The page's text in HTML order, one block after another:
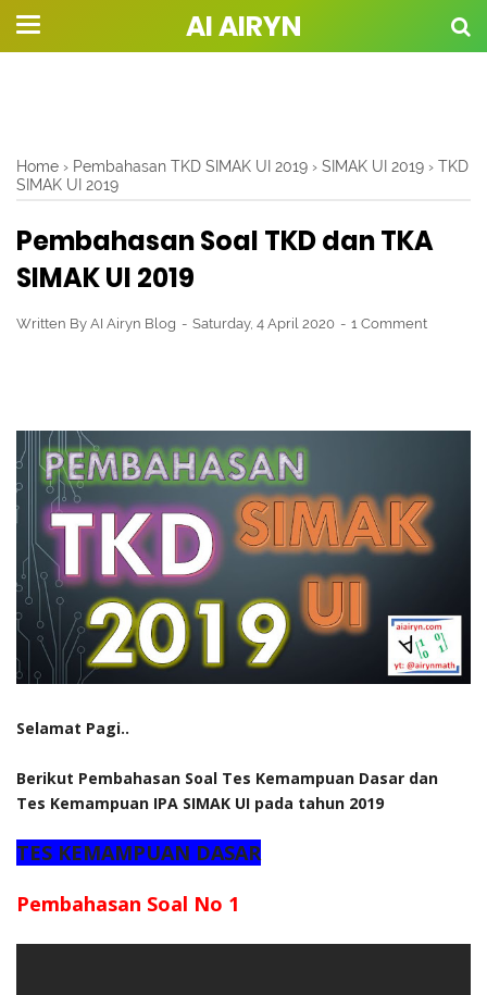
AI AIRYN
Home › Pembahasan TKD SIMAK UI 2019 › SIMAK UI 2019 › TKD
SIMAK UI 2019
Pembahasan Soal TKD dan TKA
SIMAK UI 2019
Written By AI Airyn Blog Saturday, 4 April 2020 1 Comment
Selamat Pagi..
Berikut Pembahasan Soal Tes Kemampuan Dasar dan
Tes Kemampuan IPA SIMAK UI pada tahun 2019
TES KEMAMPUAN DASAR
Pembahasan Soal No 1